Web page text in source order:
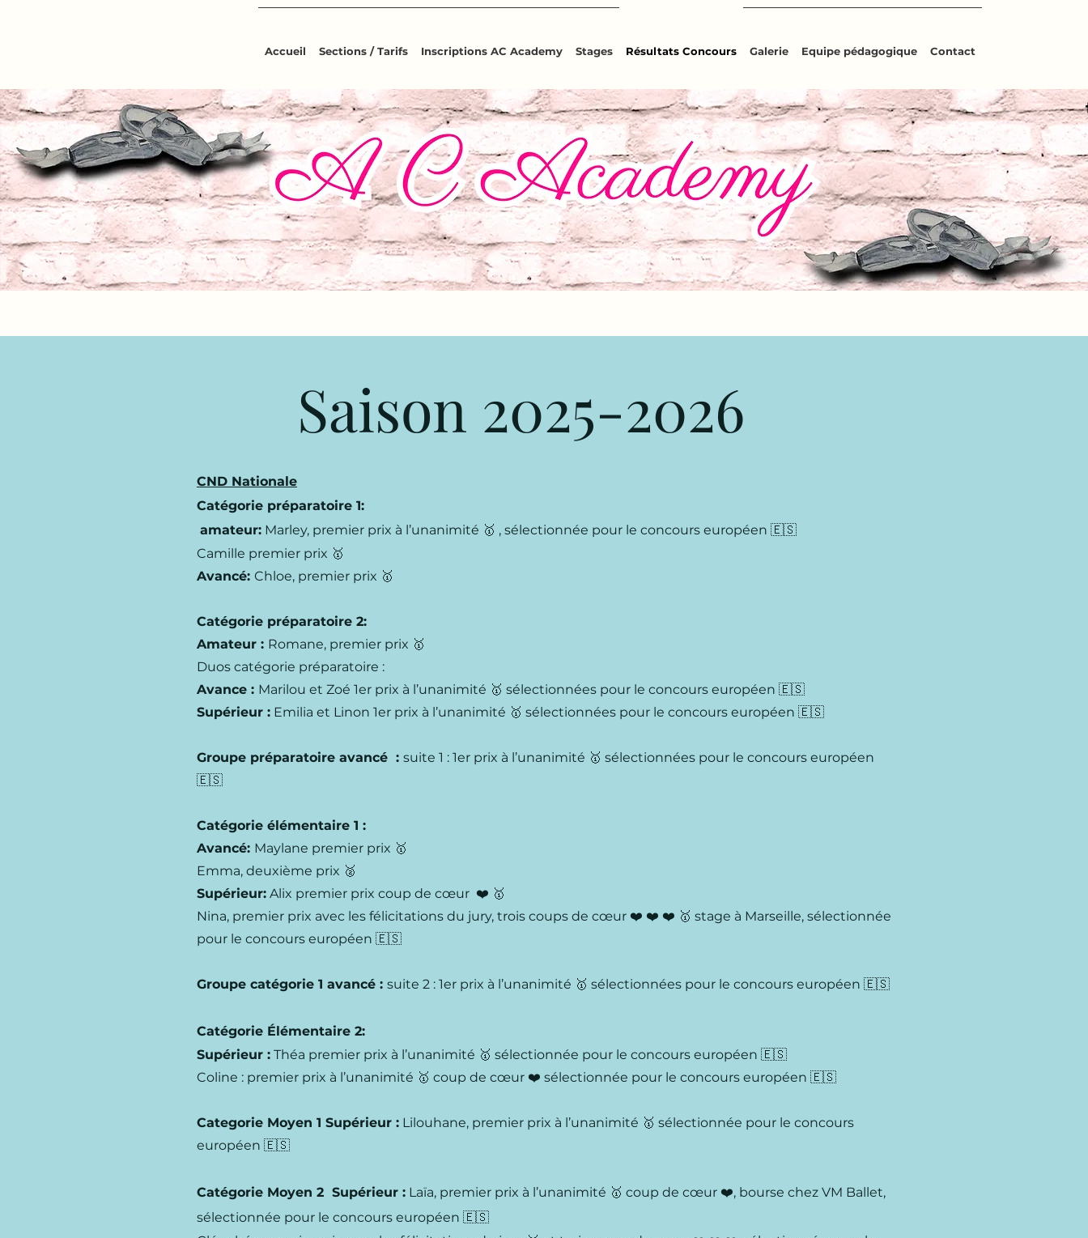
Accueil Sections / Tarifs Inscriptions AC Academy Stages Résultats Concours Galerie Equipe pédagogique Contact
Saison 2025-2026
CND Nationale
Catégorie préparatoire 1:
amateur: Marley, premier prix à l’unanimité 🥇 , sélectionnée pour le concours européen 🇪🇸
Camille premier prix 🥇
Avancé: Chloe, premier prix 🥇
Catégorie préparatoire 2:
Amateur : Romane, premier prix 🥇
Duos catégorie préparatoire :
Avance : Marilou et Zoé 1er prix à l’unanimité 🥇 sélectionnées pour le concours européen 🇪🇸
Supérieur : Emilia et Linon 1er prix à l’unanimité 🥇 sélectionnées pour le concours européen 🇪🇸
Groupe préparatoire avancé : suite 1 : 1er prix à l’unanimité 🥇 sélectionnées pour le concours européen
🇪🇸
Catégorie élémentaire 1 :
Avancé: Maylane premier prix 🥇
Emma, deuxième prix 🥈
Supérieur: Alix premier prix coup de cœur ❤️ 🥇
Nina, premier prix avec les félicitations du jury, trois coups de cœur ❤️ ❤️ ❤️ 🥇 stage à Marseille, sélectionnée
pour le concours européen 🇪🇸
Groupe catégorie 1 avancé : suite 2 : 1er prix à l’unanimité 🥇 sélectionnées pour le concours européen 🇪🇸
Catégorie Élémentaire 2:
Supérieur : Théa premier prix à l’unanimité 🥇 sélectionnée pour le concours européen 🇪🇸
Coline : premier prix à l’unanimité 🥇 coup de cœur ❤️ sélectionnée pour le concours européen 🇪🇸
Categorie Moyen 1 Supérieur : Lilouhane, premier prix à l’unanimité 🥇 sélectionnée pour le concours
européen 🇪🇸
Catégorie Moyen 2 Supérieur : Laïa, premier prix à l’unanimité 🥇 coup de cœur ❤️, bourse chez VM Ballet,
sélectionnée pour le concours européen 🇪🇸